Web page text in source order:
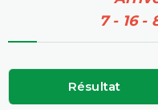
7 - 16 -
Résultat